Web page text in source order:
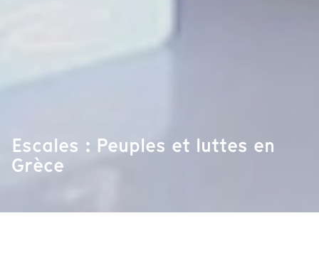
Escales : Peuples et luttes en
Grèce